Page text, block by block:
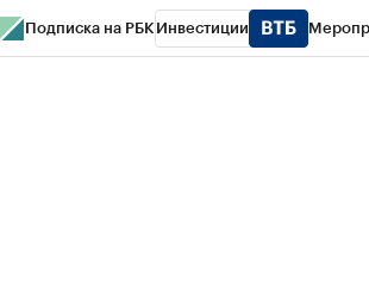
Подписка на РБК Инвестиции